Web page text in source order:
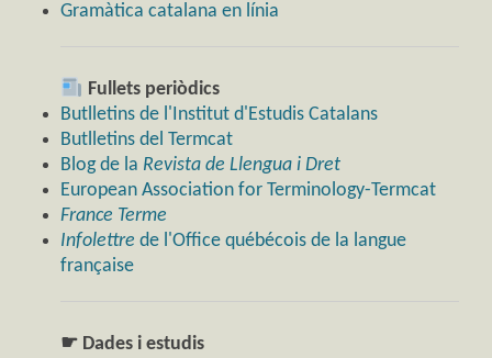
Gramàtica catalana en línia
Fullets periòdics
Butlletins de l'Institut d'Estudis Catalans
Butlletins del Termcat
Blog de la Revista de Llengua i Dret
European Association for Terminology-Termcat
France Terme
Infolettre de l'Office québécois de la langue
française
☛ Dades i estudis